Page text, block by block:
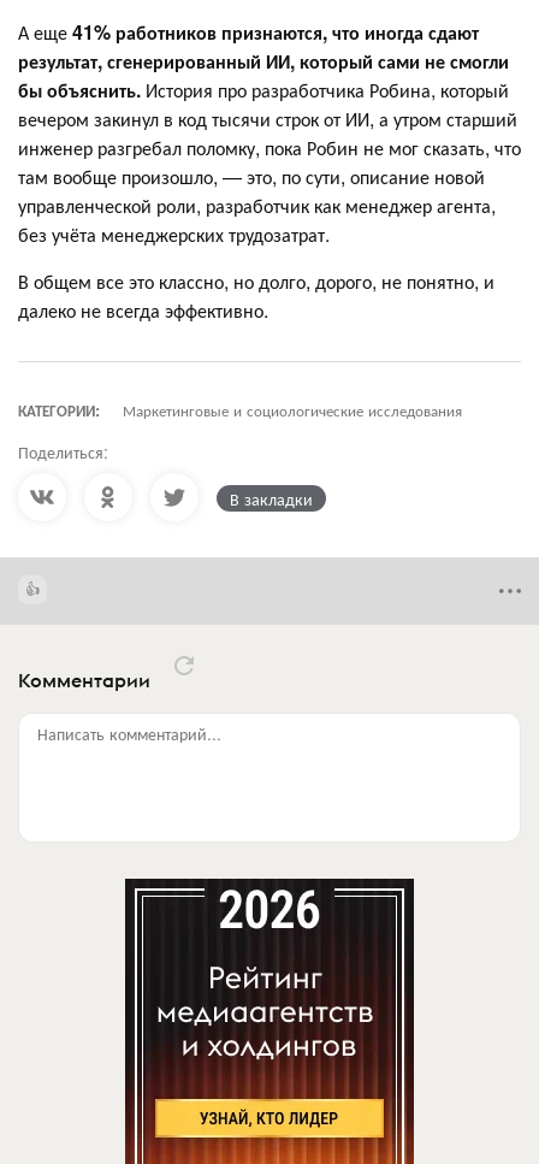
А еще41% работников признаются, что иногда сдают
результат, сгенерированный ИИ, который сами не смогли
бы объяснить. История про разработчика Робина, который
вечером закинул в код тысячи строк от ИИ, а утром старший
инженер разгребал поломку, пока Робин не мог сказать, что
там вообще произошло, — это, по сути, описание новой
управленческой роли, разработчик как менеджер агента,
без учёта менеджерских трудозатрат.
В общем все это классно, но долго, дорого, не понятно, и
далеко не всегда эффективно.
КАТЕГОРИИ: Маркетинговые и социологические исследования
Поделиться:
В закладки
Комментарии
Написать комментарий...